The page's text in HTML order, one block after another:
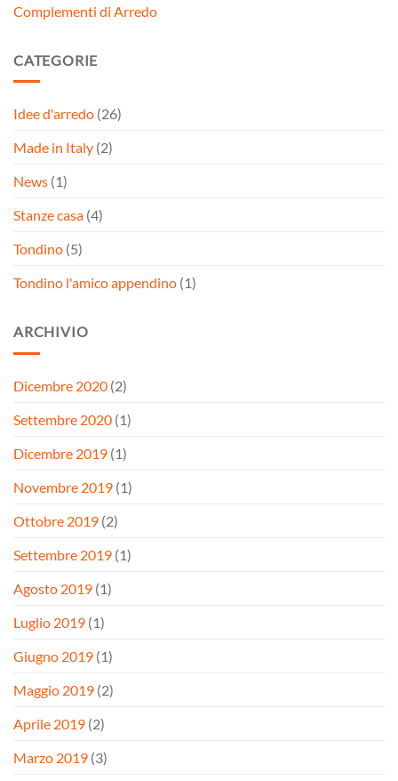
Complementi di Arredo
CATEGORIE
Idee d'arredo (26)
Made in Italy (2)
News (1)
Stanze casa (4)
Tondino (5)
Tondino l'amico appendino (1)
ARCHIVIO
Dicembre 2020 (2)
Settembre 2020 (1)
Dicembre 2019 (1)
Novembre 2019 (1)
Ottobre 2019 (2)
Settembre 2019 (1)
Agosto 2019 (1)
Luglio 2019 (1)
Giugno 2019 (1)
Maggio 2019 (2)
Aprile 2019 (2)
Marzo 2019 (3)